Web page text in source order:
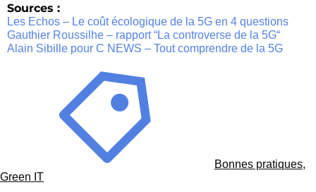
Sources :
Les Echos – Le coût écologique de la 5G en 4 questions
Gauthier Roussilhe – rapport “La controverse de la 5G“
Alain Sibille pour C NEWS – Tout comprendre de la 5G
Bonnes pratiques,
Green IT